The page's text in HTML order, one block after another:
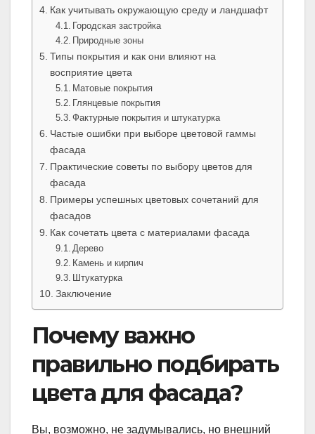
Как учитывать окружающую среду и ландшафт
Городская застройка
Природные зоны
Типы покрытия и как они влияют на
восприятие цвета
Матовые покрытия
Глянцевые покрытия
Фактурные покрытия и штукатурка
Частые ошибки при выборе цветовой гаммы
фасада
Практические советы по выбору цветов для
фасада
Примеры успешных цветовых сочетаний для
фасадов
Как сочетать цвета с материалами фасада
Дерево
Камень и кирпич
Штукатурка
Заключение
Почему важно
правильно подбирать
цвета для фасада?
Вы, возможно, не задумывались, но внешний